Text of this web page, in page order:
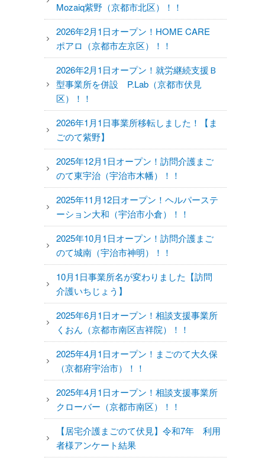
開業支援
まごのてグループが目指すもの
まごのてFCで夢を叶える
開業までの流れ
フランチャイズ募集要項
FC加盟店様向け資料
Mozaiq紫野（京都市北区）！！
2026年2月1日オープン！HOME CARE
ポアロ（京都市左京区）！！
2026年2月1日オープン！就労継続支援Ｂ
型事業所を併設 P.Lab（京都市伏見
区）！！
2026年1月1日事業所移転しました！【ま
ごのて紫野】
2025年12月1日オープン！訪問介護まご
のて東宇治（宇治市木幡）！！
2025年11月12日オープン！ヘルパーステ
ーション大和（宇治市小倉）！！
2025年10月1日オープン！訪問介護まご
のて城南（宇治市神明）！！
10月1日事業所名が変わりました【訪問
介護いちじょう】
2025年6月1日オープン！相談支援事業所
くおん（京都市南区吉祥院）！！
2025年4月1日オープン！まごのて大久保
（京都府宇治市）！！
2025年4月1日オープン！相談支援事業所
クローバー（京都市南区）！！
【居宅介護まごのて伏見】令和7年 利用
者様アンケート結果